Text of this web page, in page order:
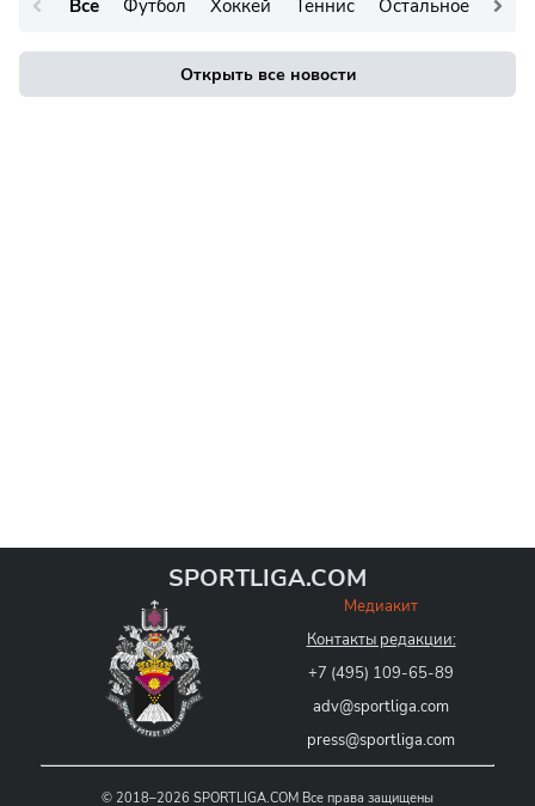
Все Футбол Хоккей Теннис Остальное
Открыть все новости
SPORTLIGA.COM
Медиакит
Контакты редакции:
+7 (495) 109-65-89
adv@sportliga.com
press@sportliga.com
© 2018–2026 SPORTLIGA.COM Все права защищены